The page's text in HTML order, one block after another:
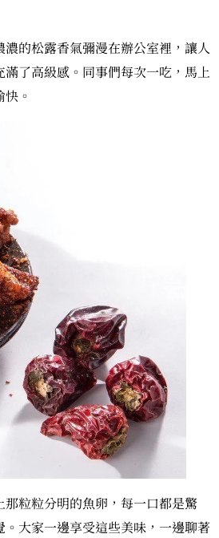
的松露香氣彌漫在辦公室裡，讓人
了高級感。同事們每次一吃，馬上
。
粒粒分明的魚卵，每一口都是驚
大家一邊享受這些美味，一邊聊著